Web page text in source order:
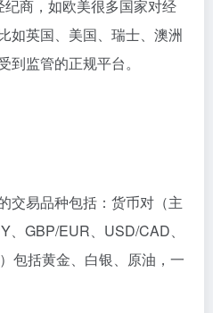
商，如欧美很多国家对经
如英国、美国、瑞士、澳洲
到监管的正规平台。
交易品种包括：货币对（主
GBP/EUR、USD/CAD、
包括黄金、白银、原油，一